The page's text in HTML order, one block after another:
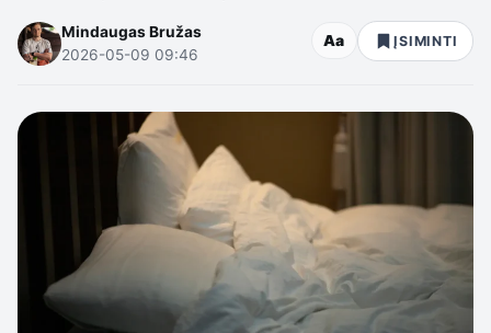
Mindaugas Bružas
2026-05-09 09:46
Aa ĮSIMINTI